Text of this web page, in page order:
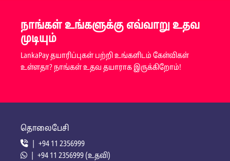
நாங்கள் உங்களுக்கு எவ்வாறு உதவ
முடியும்
LankaPay தயாரிப்புகள் பற்றி உங்களிடம் கேள்விகள்
உள்ளதா? நாங்கள் உதவ தயாராக இருக்கிறோம்!
தொலைபேசி
| +94 11 2356999
| +94 11 2356999 (உதவி)